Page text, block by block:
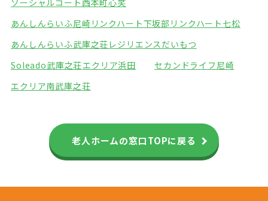
ソーシャルコート西本町心笑
あんしんらいふ尼崎 リンクハート下坂部 リンクハート七松
あんしんらいふ武庫之荘 レジリエンスだいもつ
Soleado武庫之荘エクリア浜田
セカンドライフ尼崎
エクリア南武庫之荘
老人ホームの窓口TOPに戻る